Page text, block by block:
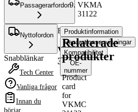
Passagerarfordon
Nyttofordon
Snabblänkar
Tech Center
Vanliga frågor
Innan du
börjar
VKMA
31122
Flerspårsremssats
VKMA
31122
Produktinformation
Reparationsanvisningar
Kompatibilitet
OE-
nummer
Egenskap
Relaterade
produkter
Product
card
for
VKMC